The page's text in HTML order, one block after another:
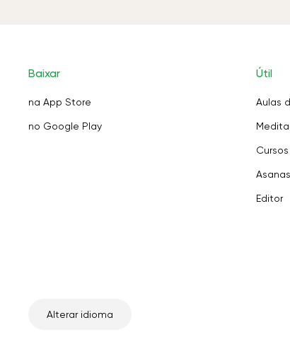
Baixar
na App Store
no Google Play
Útil
Aulas
Editor
Alterar idioma